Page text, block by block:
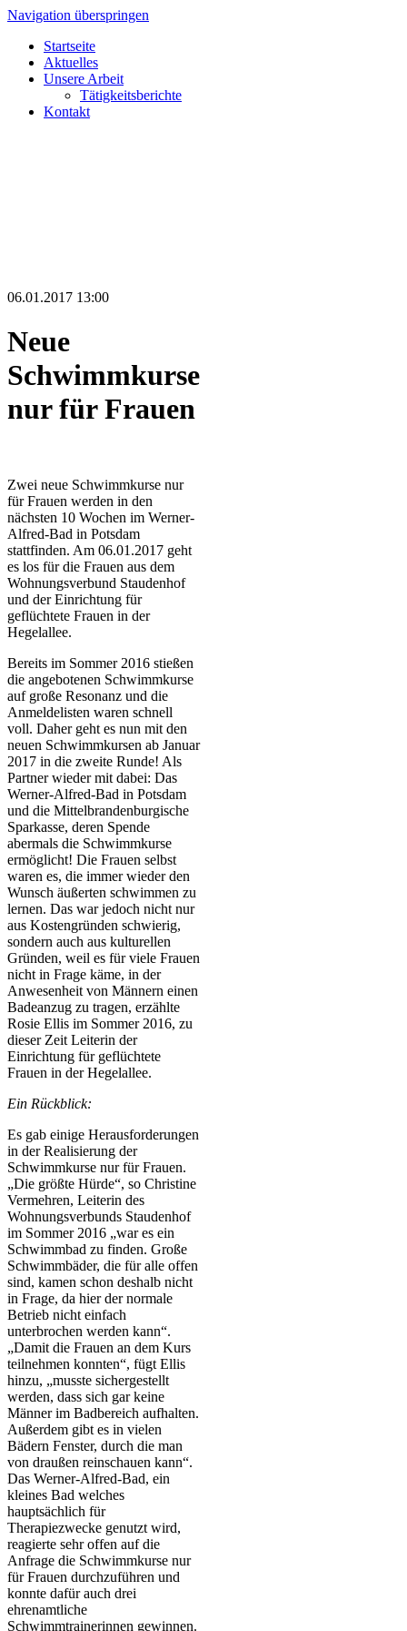
Navigation überspringen
Startseite
Aktuelles
Unsere Arbeit
Tätigkeitsberichte
Kontakt
06.01.2017 13:00
Neue
Schwimmkurse
nur für Frauen
Zwei neue Schwimmkurse nur
für Frauen werden in den
nächsten 10 Wochen im Werner-
Alfred-Bad in Potsdam
stattfinden. Am 06.01.2017 geht
es los für die Frauen aus dem
Wohnungsverbund Staudenhof
und der Einrichtung für
geflüchtete Frauen in der
Hegelallee.
Bereits im Sommer 2016 stießen
die angebotenen Schwimmkurse
auf große Resonanz und die
Anmeldelisten waren schnell
voll. Daher geht es nun mit den
neuen Schwimmkursen ab Januar
2017 in die zweite Runde! Als
Partner wieder mit dabei: Das
Werner-Alfred-Bad in Potsdam
und die Mittelbrandenburgische
Sparkasse, deren Spende
abermals die Schwimmkurse
ermöglicht! Die Frauen selbst
waren es, die immer wieder den
Wunsch äußerten schwimmen zu
lernen. Das war jedoch nicht nur
aus Kostengründen schwierig,
sondern auch aus kulturellen
Gründen, weil es für viele Frauen
nicht in Frage käme, in der
Anwesenheit von Männern einen
Badeanzug zu tragen, erzählte
Rosie Ellis im Sommer 2016, zu
dieser Zeit Leiterin der
Einrichtung für geflüchtete
Frauen in der Hegelallee.
Ein Rückblick:
Es gab einige Herausforderungen
in der Realisierung der
Schwimmkurse nur für Frauen.
„Die größte Hürde“, so Christine
Vermehren, Leiterin des
Wohnungsverbunds Staudenhof
im Sommer 2016 „war es ein
Schwimmbad zu finden. Große
Schwimmbäder, die für alle offen
sind, kamen schon deshalb nicht
in Frage, da hier der normale
Betrieb nicht einfach
unterbrochen werden kann“.
„Damit die Frauen an dem Kurs
teilnehmen konnten“, fügt Ellis
hinzu, „musste sichergestellt
werden, dass sich gar keine
Männer im Badbereich aufhalten.
Außerdem gibt es in vielen
Bädern Fenster, durch die man
von draußen reinschauen kann“.
Das Werner-Alfred-Bad, ein
kleines Bad welches
hauptsächlich für
Therapiezwecke genutzt wird,
reagierte sehr offen auf die
Anfrage die Schwimmkurse nur
für Frauen durchzuführen und
konnte dafür auch drei
ehrenamtliche
Schwimmtrainerinnen gewinnen.